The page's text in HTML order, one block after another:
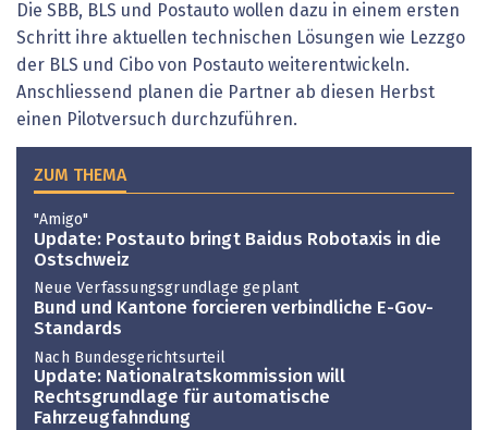
Die SBB, BLS und Postauto wollen dazu in einem ersten
Schritt ihre aktuellen technischen Lösungen wie Lezzgo
der BLS und Cibo von Postauto weiterentwickeln.
Anschliessend planen die Partner ab diesen Herbst
einen Pilotversuch durchzuführen.
ZUM THEMA
"Amigo"
Update: Postauto bringt Baidus Robotaxis in die
Ostschweiz
Neue Verfassungsgrundlage geplant
Bund und Kantone forcieren verbindliche E-Gov-
Standards
Nach Bundesgerichtsurteil
Update: Nationalratskommission will
Rechtsgrundlage für automatische
Fahrzeugfahndung